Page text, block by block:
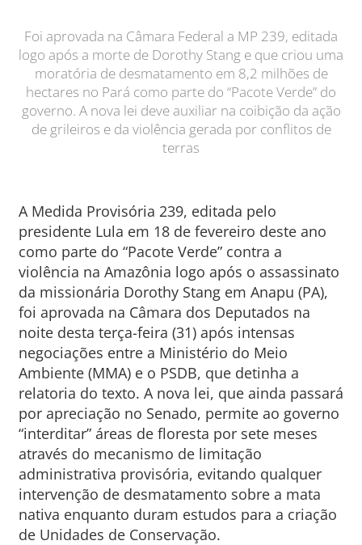
Foi aprovada na Câmara Federal a MP 239, editada
logo após a morte de Dorothy Stang e que criou uma
moratória de desmatamento em 8,2 milhões de
hectares no Pará como parte do “Pacote Verde” do
governo. A nova lei deve auxiliar na coibição da ação
de grileiros e da violência gerada por conflitos de
terras
A Medida Provisória 239, editada pelo
presidente Lula em 18 de fevereiro deste ano
como parte do “Pacote Verde” contra a
violência na Amazônia logo após o assassinato
da missionária Dorothy Stang em Anapu (PA),
foi aprovada na Câmara dos Deputados na
noite desta terça-feira (31) após intensas
negociações entre a Ministério do Meio
Ambiente (MMA) e o PSDB, que detinha a
relatoria do texto. A nova lei, que ainda passará
por apreciação no Senado, permite ao governo
“interditar” áreas de floresta por sete meses
através do mecanismo de limitação
administrativa provisória, evitando qualquer
intervenção de desmatamento sobre a mata
nativa enquanto duram estudos para a criação
de Unidades de Conservação.